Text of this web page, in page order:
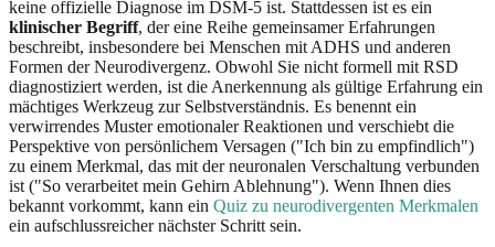
keine offizielle Diagnose im DSM-5 ist. Stattdessen ist es ein
klinischer Begriff, der eine Reihe gemeinsamer Erfahrungen
beschreibt, insbesondere bei Menschen mit ADHS und anderen
Formen der Neurodivergenz. Obwohl Sie nicht formell mit RSD
diagnostiziert werden, ist die Anerkennung als gültige Erfahrung ein
mächtiges Werkzeug zur Selbstverständnis. Es benennt ein
verwirrendes Muster emotionaler Reaktionen und verschiebt die
Perspektive von persönlichem Versagen ("Ich bin zu empfindlich")
zu einem Merkmal, das mit der neuronalen Verschaltung verbunden
ist ("So verarbeitet mein Gehirn Ablehnung"). Wenn Ihnen dies
bekannt vorkommt, kann ein Quiz zu neurodivergenten Merkmalen
ein aufschlussreicher nächster Schritt sein.